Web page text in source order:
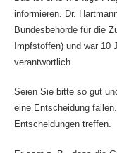
informieren. Dr.
Bundesbehörde für die
Impfstoffen) und war 10
verantwortlich.
Seien Sie bitte so gut
eine Entscheidung
Entscheidungen treffen.